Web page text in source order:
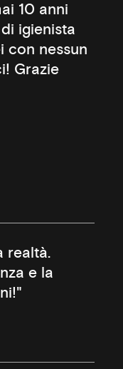
10 anni
igienista
con nessun
Grazie
realtà.
e la